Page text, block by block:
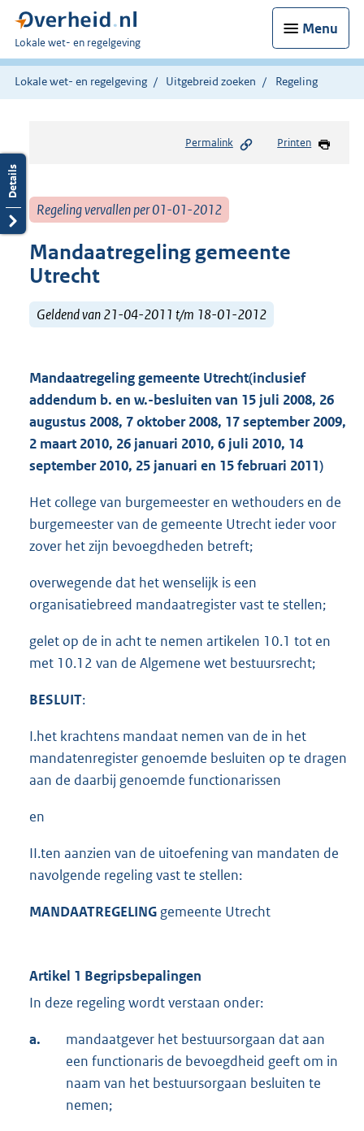
Menu
U
bent
hier:
Lokale wet- en regelgeving
Lokale wet- en regelgeving Uitgebreid zoeken Regeling
Permalink Printen
Regeling vervallen per 01-01-2012
Mandaatregeling gemeente
Utrecht
Geldend van 21-04-2011 t/m 18-01-2012
Mandaatregeling gemeente Utrecht(inclusief
addendum b. en w.-besluiten van 15 juli 2008, 26
augustus 2008, 7 oktober 2008, 17 september 2009,
2 maart 2010, 26 januari 2010, 6 juli 2010, 14
september 2010, 25 januari en 15 februari 2011)
Het college van burgemeester en wethouders en de
burgemeester van de gemeente Utrecht ieder voor
zover het zijn bevoegdheden betreft;
overwegende dat het wenselijk is een
organisatiebreed mandaatregister vast te stellen;
gelet op de in acht te nemen artikelen 10.1 tot en
met 10.12 van de Algemene wet bestuursrecht;
BESLUIT:
I.het krachtens mandaat nemen van de in het
mandatenregister genoemde besluiten op te dragen
aan de daarbij genoemde functionarissen
en
II.ten aanzien van de uitoefening van mandaten de
navolgende regeling vast te stellen:
MANDAATREGELING gemeente Utrecht
Artikel 1 Begripsbepalingen
In deze regeling wordt verstaan onder:
a.
mandaatgever het bestuursorgaan dat aan
een functionaris de bevoegdheid geeft om in
naam van het bestuursorgaan besluiten te
nemen;